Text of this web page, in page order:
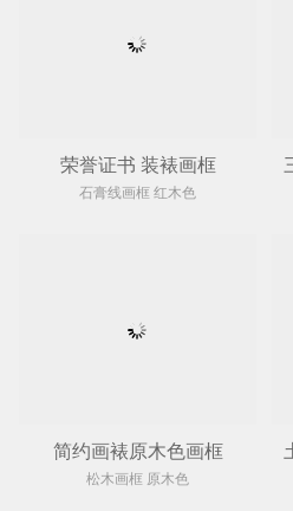
荣誉证书 装裱画框
石膏线画框 红木色
简约画裱原木色画框
松木画框 原木色